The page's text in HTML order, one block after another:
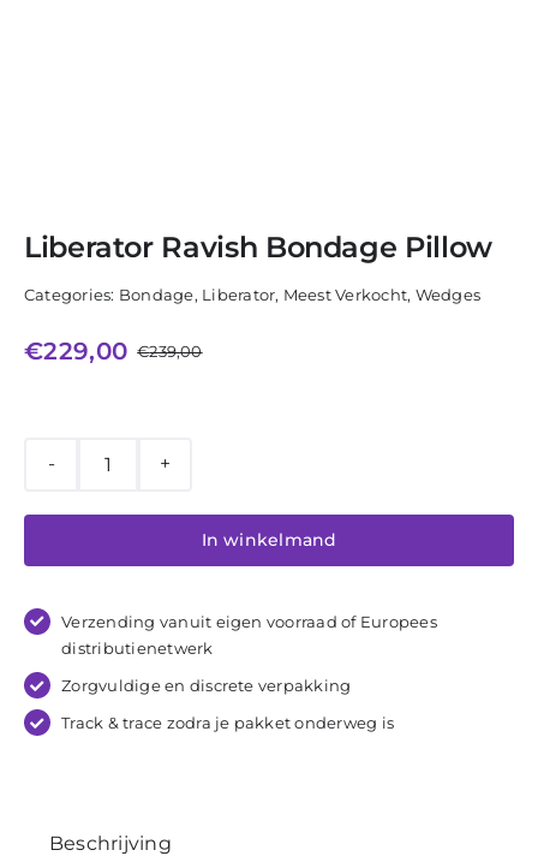
Liberator Ravish Bondage Pillow
Categories: Bondage, Liberator, Meest Verkocht, Wedges
€239,00Oorspronkelijke
€229,00
Huidige
Liberator
Ravish
In winkelmand
Verzending vanuit eigen voorraad of Europees
distributienetwerk
Zorgvuldigeen discrete verpakking
Track & trace zodra je pakket onderweg is
Beschrijving